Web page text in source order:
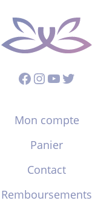
Facebook
Instagram
YouTube
Twitter
Mon compte
Panier
Contact
Remboursements